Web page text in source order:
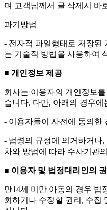
며 고객님께서 글 삭제시 바
파기방법
- 전자적 파일형태로 저장된
는 기술적 방법을 사용하여
■ 개인정보 제공
회사는 이용자의 개인정보
습니다. 다만, 아래의 경우에
- 이용자들이 사전에 동의한
- 법령의 규정에 의거하거나
차와 방법에 따라 수사기관
■ 이용자 및 법정대리인의
만14세 미만 아동의 경우 법
회하거나 수정할 권리, 수집